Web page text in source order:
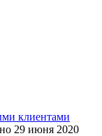
клиентами
29 июня 2020